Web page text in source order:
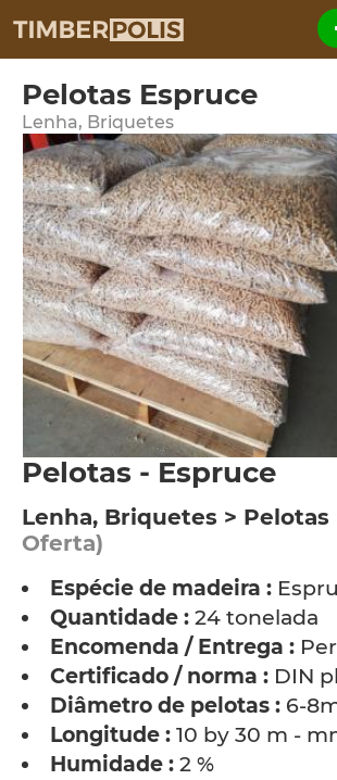
Pelotas Espruce
Lenha, Briquetes
Pelotas - Espruce
Lenha, Briquetes > Pelotas
Oferta)
Espécie de madeira :
Quantidade : 24 tonelada
Encomenda / Entrega :
Certificado / norma : DIN
Diâmetro de pelotas : 6-
Longitude : 10 by 30 m -
Humidade : 2 %